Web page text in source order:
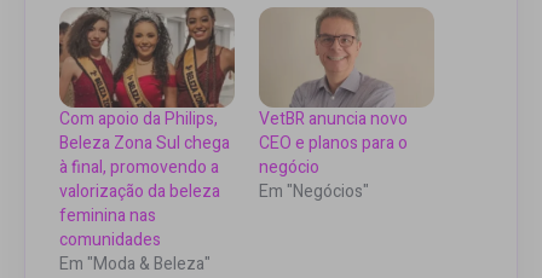
Com apoio da Philips,
Beleza Zona Sul chega
à final, promovendo a
valorização da beleza
feminina nas
comunidades
Em "Moda & Beleza"
VetBR anuncia novo
CEO e planos para o
negócio
Em "Negócios"